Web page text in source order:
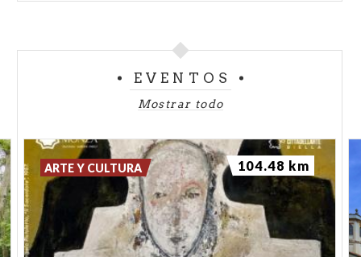
EVENTOS
Mostrar todo
ARTE Y CULTURA 104.48 km